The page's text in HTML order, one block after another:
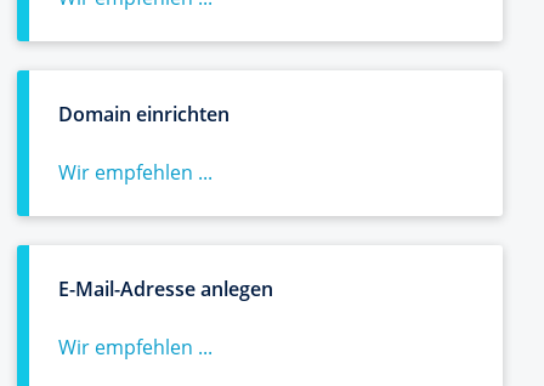
Domain einrichten
Wir empfehlen ...
E-Mail-Adresse anlegen
Wir empfehlen ...